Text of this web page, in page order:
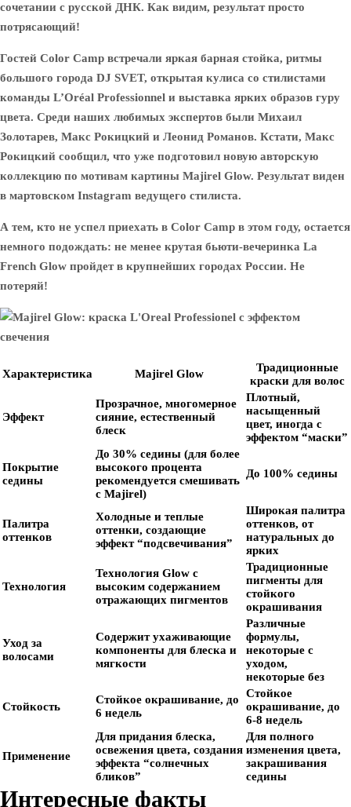
сочетании с русской ДНК. Как видим, результат просто
потрясающий!
Гостей Color Camp встречали яркая барная стойка, ритмы
большого города DJ SVET, открытая кулиса со стилистами
команды L’Oréal Professionnel и выставка ярких образов гуру
цвета. Среди наших любимых экспертов были Михаил
Золотарев, Макс Рокицкий и Леонид Романов. Кстати, Макс
Рокицкий сообщил, что уже подготовил новую авторскую
коллекцию по мотивам картины Majirel Glow. Результат виден
в мартовском Instagram ведущего стилиста.
А тем, кто не успел приехать в Color Camp в этом году, остается
немного подождать: не менее крутая бьюти-вечеринка La
French Glow пройдет в крупнейших городах России. Не
потеряй!
Характеристика Majirel Glow
Традиционные
краски для волос
Эффект
Прозрачное, многомерное
сияние, естественный
блеск
Плотный,
насыщенный
цвет, иногда с
эффектом “маски”
Покрытие
седины
До 30% седины (для более
высокого процента
рекомендуется смешивать
с Majirel)
До 100% седины
Палитра
оттенков
Холодные и теплые
оттенки, создающие
эффект “подсвечивания”
Широкая палитра
оттенков, от
натуральных до
ярких
Технология
Технология Glow с
высоким содержанием
отражающих пигментов
Традиционные
пигменты для
стойкого
окрашивания
Уход за
волосами
Содержит ухаживающие
компоненты для блеска и
мягкости
Различные
формулы,
некоторые с
уходом,
некоторые без
Стойкость
Стойкое окрашивание, до
6 недель
Стойкое
окрашивание, до
6-8 недель
Применение
Для придания блеска,
освежения цвета, создания
эффекта “солнечных
бликов”
Для полного
изменения цвета,
закрашивания
седины
Интересные факты